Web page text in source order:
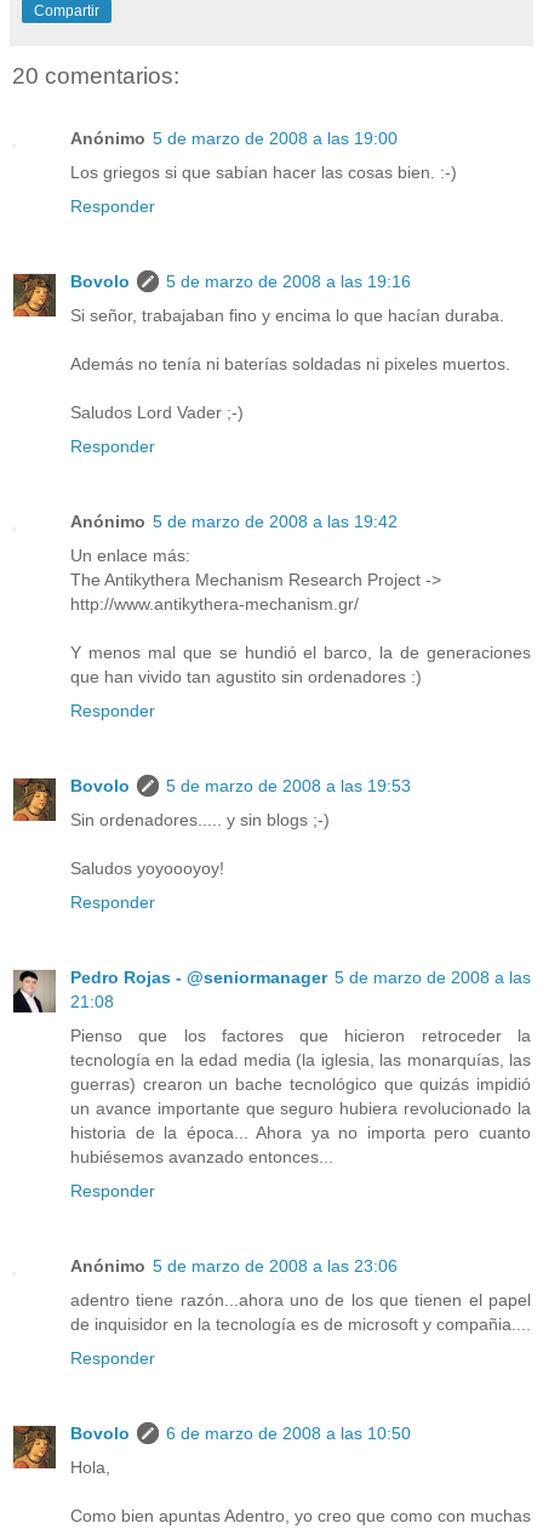
Compartir
20 comentarios:
Anónimo 5 de marzo de 2008 a las 19:00
Los griegos si que sabían hacer las cosas bien. :-)
Responder
Bovolo
5 de marzo de 2008 a las 19:16
Si señor, trabajaban fino y encima lo que hacían duraba.
Además no tenía ni baterías soldadas ni pixeles muertos.
Saludos Lord Vader ;-)
Responder
Anónimo 5 de marzo de 2008 a las 19:42
Un enlace más:
The Antikythera Mechanism Research Project ->
http://www.antikythera-mechanism.gr/
Y menos mal que se hundió el barco, la de generaciones
que han vivido tan agustito sin ordenadores :)
Responder
Bovolo
5 de marzo de 2008 a las 19:53
Sin ordenadores..... y sin blogs ;-)
Saludos yoyoooyoy!
Responder
Pedro Rojas - @seniormanager 5 de marzo de 2008 a las
21:08
Pienso que los factores que hicieron retroceder la
tecnología en la edad media (la iglesia, las monarquías, las
guerras) crearon un bache tecnológico que quizás impidió
un avance importante que seguro hubiera revolucionado la
historia de la época... Ahora ya no importa pero cuanto
hubiésemos avanzado entonces...
Responder
Anónimo 5 de marzo de 2008 a las 23:06
adentro tiene razón...ahora uno de los que tienen el papel
de inquisidor en la tecnología es de microsoft y compañia....
Responder
Bovolo
6 de marzo de 2008 a las 10:50
Hola,
Como bien apuntas Adentro, yo creo que como con muchas